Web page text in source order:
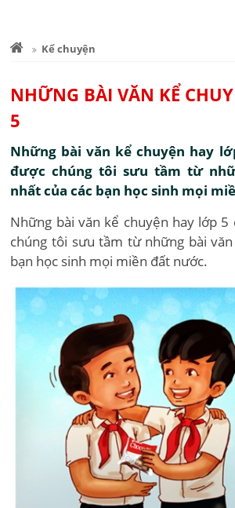
Kể chuyện
NHỮNG BÀI VĂN KỂ
5
Những bài văn kể chuyện hay
được chúng tôi sưu tầm từ
nhất của các bạn học sinh mọi
Những bài văn kể chuyện hay lớp
chúng tôi sưu tầm từ những bài
bạn học sinh mọi miền đất nước.